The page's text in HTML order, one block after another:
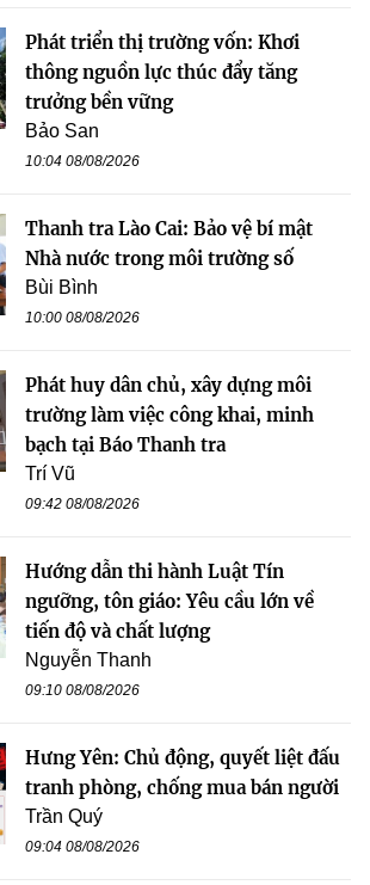
Phát triển thị trường vốn: Khơi
thông nguồn lực thúc đẩy tăng
trưởng bền vững
Bảo San
10:04 08/08/2026
Thanh tra Lào Cai: Bảo vệ bí mật
Nhà nước trong môi trường số
Bùi Bình
10:00 08/08/2026
Phát huy dân chủ, xây dựng môi
trường làm việc công khai, minh
bạch tại Báo Thanh tra
Trí Vũ
09:42 08/08/2026
Hướng dẫn thi hành Luật Tín
ngưỡng, tôn giáo: Yêu cầu lớn về
tiến độ và chất lượng
Nguyễn Thanh
09:10 08/08/2026
Hưng Yên: Chủ động, quyết liệt đấu
tranh phòng, chống mua bán người
Trần Quý
09:04 08/08/2026